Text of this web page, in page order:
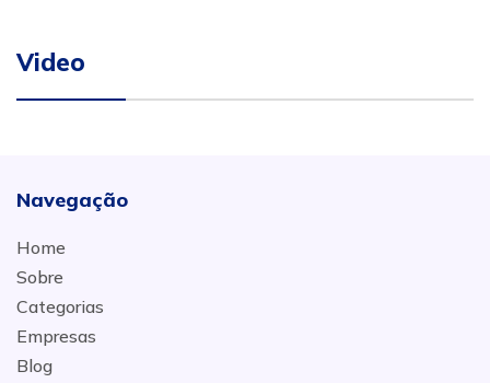
Video
Navegação
Home
Sobre
Categorias
Empresas
Blog